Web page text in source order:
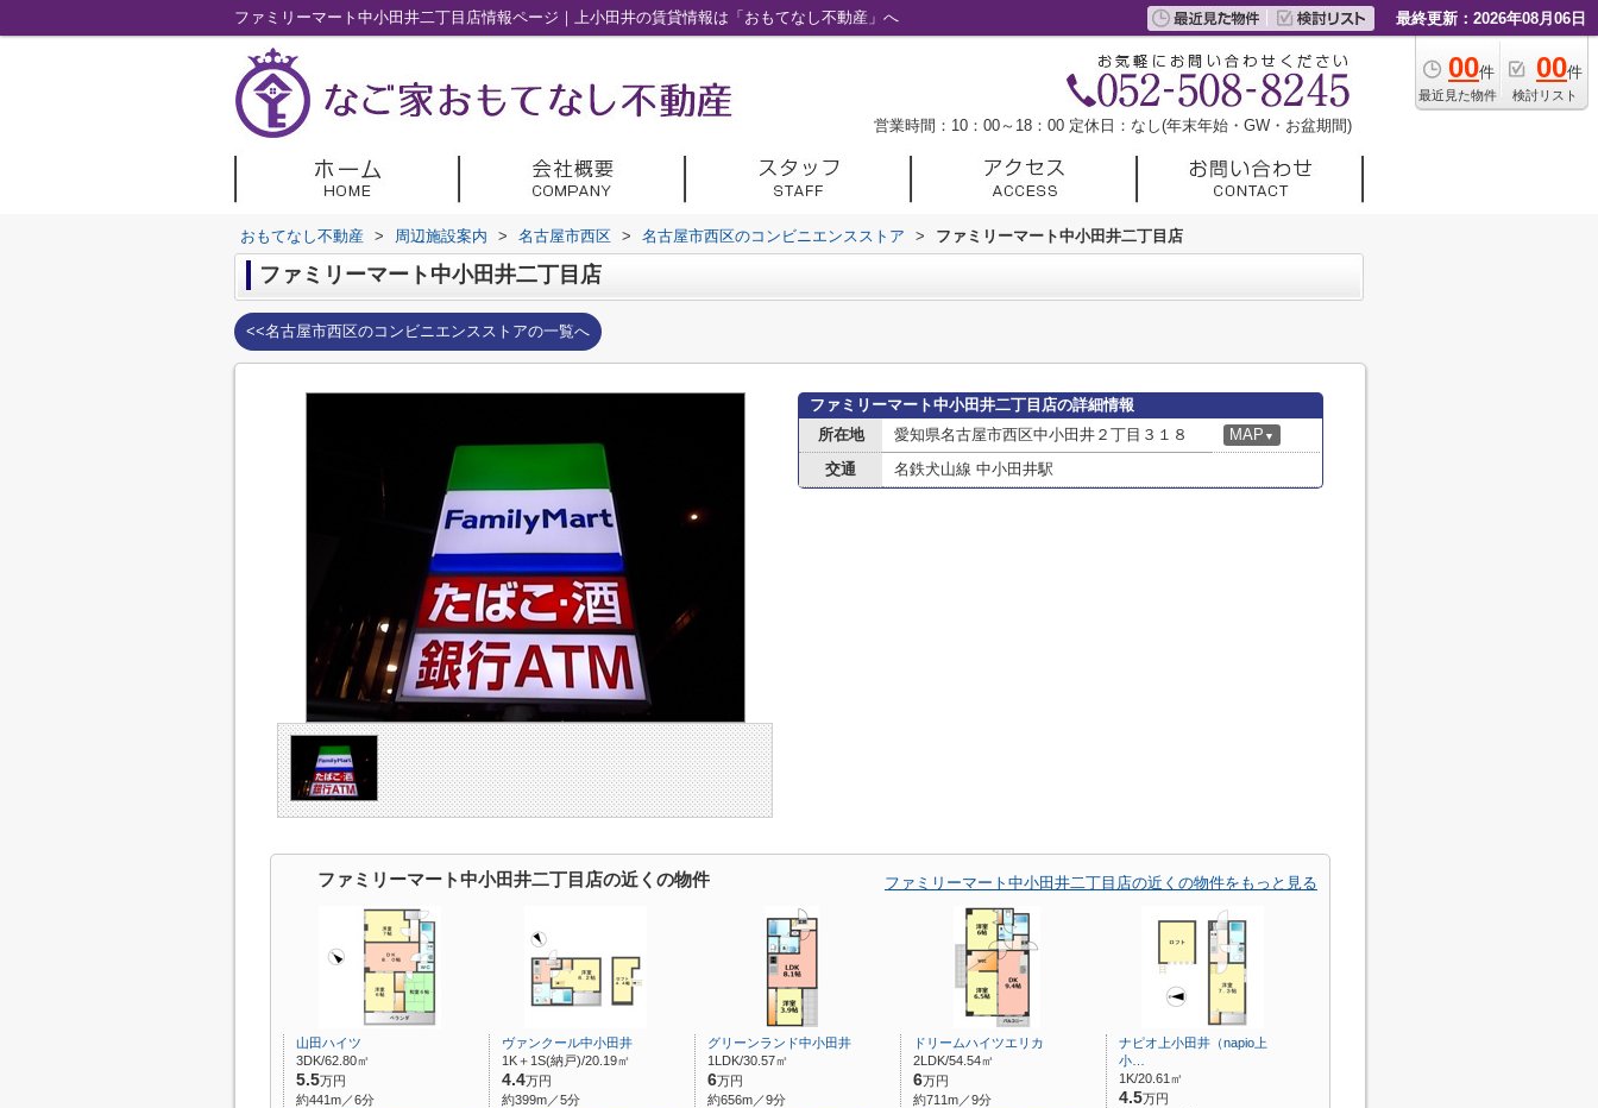
ファミリーマート中小田井二丁目店情報ページ｜上小田井の賃貸情報は「おもてなし不動産」へ 最終更新：2026年08月06日
00件
最近見た物件
00件
検討リスト
営業時間：10：00～18：00 定休日：なし(年末年始・GW・お盆期間)
おもてなし不動産 > 周辺施設案内 > 名古屋市西区 > 名古屋市西区のコンビニエンスストア > ファミリーマート中小田井二丁目店
ファミリーマート中小田井二丁目店
<<名古屋市西区のコンビニエンスストアの一覧へ
ファミリーマート中小田井二丁目店の詳細情報
所在地
愛知県名古屋市西区中小田井２丁目３１８ MAP ▼
交通 名鉄犬山線 中小田井駅
ファミリーマート中小田井二丁目店の近くの物件 ファミリーマート中小田井二丁目店の近くの物件をもっと見る
山田ハイツ
3DK/62.80㎡
5.5万円
約441m／6分
ヴァンクール中小田井
1K＋1S(納戸)/20.19㎡
4.4万円
約399m／5分
グリーンランド中小田井
1LDK/30.57㎡
6万円
約656m／9分
ドリームハイツエリカ
2LDK/54.54㎡
6万円
約711m／9分
ナピオ上小田井（napio上
小…
1K/20.61㎡
4.5万円